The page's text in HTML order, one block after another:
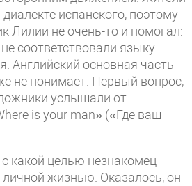
испанского, поэтому
Лилии не очень-то и помогал:
соответствовали языку
Английский основная часть
не понимает. Первый вопрос,
услышали от
is your man» («Где ваш
целью незнакомец
личной жизнью. Оказалось, он